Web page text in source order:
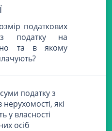
податкових
податку на
та в якому
податку з
які
у власності
осіб